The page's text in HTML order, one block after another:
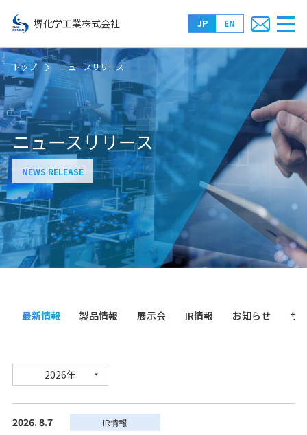
堺化学工業株式会社 JP EN
トップ ニュースリリース
ニュースリリース
NEWS RELEASE
最新情報 製品情報 展示会 IR情報 お知らせ サ
2026年
2026. 8.7 IR情報